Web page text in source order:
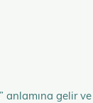
anlamına gelir